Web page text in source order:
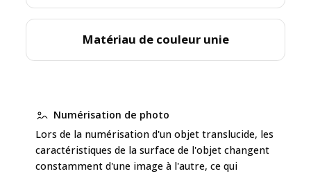
Matériau de couleur unie
Numérisation de photo
Lors de la numérisation d'un objet translucide, les
caractéristiques de la surface de l'objet changent
constamment d'une image à l'autre, ce qui